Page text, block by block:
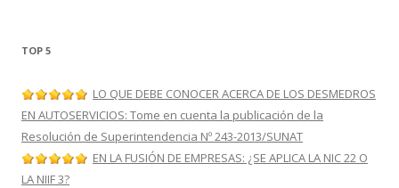
TOP 5
LO QUE DEBE CONOCER ACERCA DE LOS DESMEDROS
EN AUTOSERVICIOS: Tome en cuenta la publicación de la
Resolución de Superintendencia Nº 243-2013/SUNAT
EN LA FUSIÓN DE EMPRESAS: ¿SE APLICA LA NIC 22 O
LA NIIF 3?